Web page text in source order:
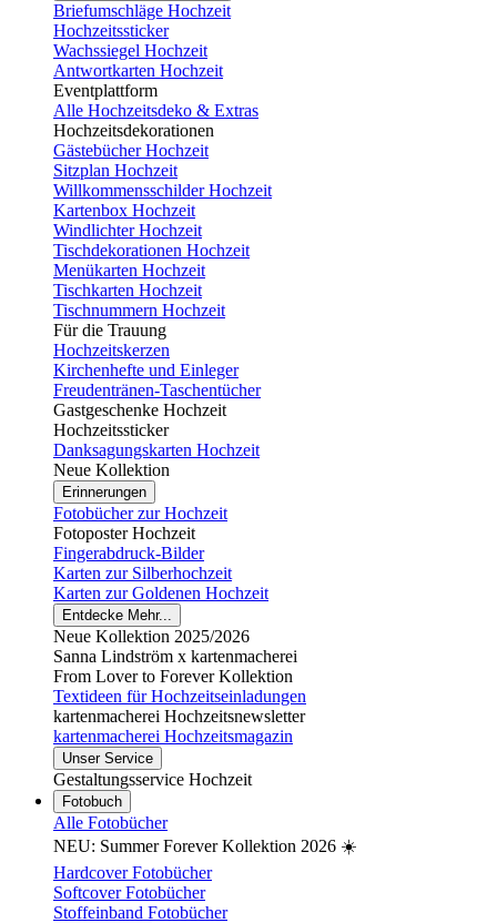
Briefumschläge Hochzeit
Hochzeitssticker
Wachssiegel Hochzeit
Antwortkarten Hochzeit
Eventplattform
Alle Hochzeitsdeko & Extras
Hochzeitsdekorationen
Gästebücher Hochzeit
Sitzplan Hochzeit
Willkommensschilder Hochzeit
Kartenbox Hochzeit
Windlichter Hochzeit
Tischdekorationen Hochzeit
Menükarten Hochzeit
Tischkarten Hochzeit
Tischnummern Hochzeit
Für die Trauung
Hochzeitskerzen
Kirchenhefte und Einleger
Freudentränen-Taschentücher
Gastgeschenke Hochzeit
Hochzeitssticker
Danksagungskarten Hochzeit
Neue Kollektion
Erinnerungen
Fotobücher zur Hochzeit
Fotoposter Hochzeit
Fingerabdruck-Bilder
Karten zur Silberhochzeit
Karten zur Goldenen Hochzeit
Entdecke Mehr...
Neue Kollektion 2025/2026
Sanna Lindström x kartenmacherei
From Lover to Forever Kollektion
Textideen für Hochzeitseinladungen
kartenmacherei Hochzeitsnewsletter
kartenmacherei Hochzeitsmagazin
Unser Service
Gestaltungsservice Hochzeit
Fotobuch
Alle Fotobücher
NEU: Summer Forever Kollektion 2026 ☀️
Hardcover Fotobücher
Softcover Fotobücher
Stoffeinband Fotobücher